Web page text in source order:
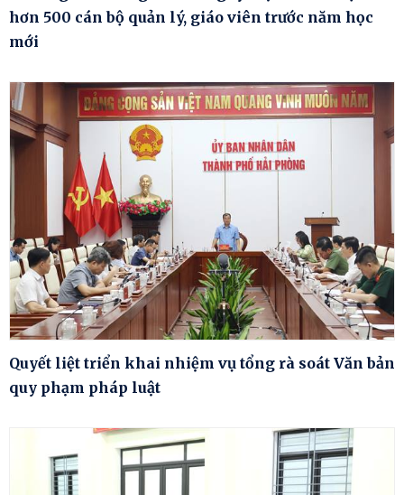
hơn 500 cán bộ quản lý, giáo viên trước năm học
mới
Quyết liệt triển khai nhiệm vụ tổng rà soát Văn bản
quy phạm pháp luật